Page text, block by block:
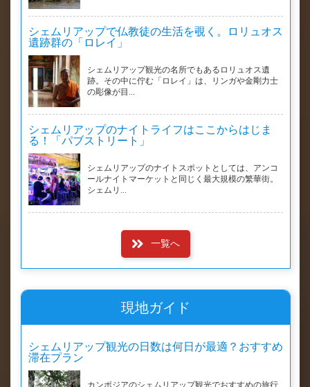
シェムリアップで仏教徒の生活を覗く。ロリュオス
遺跡群の「ロレイ」
シェムリアップ観光の名所でもあるロリュオス遺
跡。その中に佇む「ロレイ」は、リンガや金剛力士
の彫像が目...
シェムリアップのナイトライフはここからはじま
る！「パブストリート」
シェムリアップのナイトスポットとしては、アンコ
ールナイトマーケットと同じく最大規模の繁華街。
シェムリ...
一覧へ
現地ガイド
シェムリアップ観光の日数は何日が最適？おすすめ
滞在プラン